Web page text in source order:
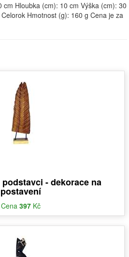
cm Hloubka (cm): 10 cm Výška (cm): 30
Hmotnost (g): 160 g Cena je za
- dekorace na
postavení
Cena 397 Kč